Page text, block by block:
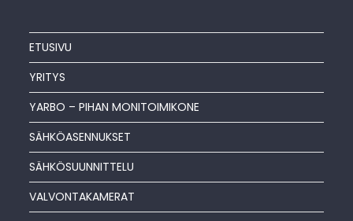
ETUSIVU
YRITYS
YARBO – PIHAN MONITOIMIKONE
SÄHKÖASENNUKSET
SÄHKÖSUUNNITTELU
VALVONTAKAMERAT